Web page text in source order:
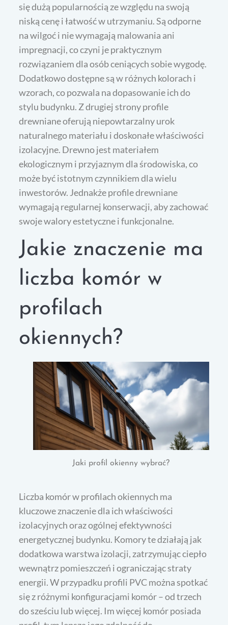
się dużą popularnością ze względu na swoją
niską cenę i łatwość w utrzymaniu. Są odporne
na wilgoć i nie wymagają malowania ani
impregnacji, co czyni je praktycznym
rozwiązaniem dla osób ceniących sobie wygodę.
Dodatkowo dostępne są w różnych kolorach i
wzorach, co pozwala na dopasowanie ich do
stylu budynku. Z drugiej strony profile
drewniane oferują niepowtarzalny urok
naturalnego materiału i doskonałe właściwości
izolacyjne. Drewno jest materiałem
ekologicznym i przyjaznym dla środowiska, co
może być istotnym czynnikiem dla wielu
inwestorów. Jednakże profile drewniane
wymagają regularnej konserwacji, aby zachować
swoje walory estetyczne i funkcjonalne.
Jakie znaczenie ma
liczba komór w
profilach
okiennych?
Jaki profil okienny wybrać?
Liczba komór w profilach okiennych ma
kluczowe znaczenie dla ich właściwości
izolacyjnych oraz ogólnej efektywności
energetycznej budynku. Komory te działają jak
dodatkowa warstwa izolacji, zatrzymując ciepło
wewnątrz pomieszczeń i ograniczając straty
energii. W przypadku profili PVC można spotkać
się z różnymi konfiguracjami komór – od trzech
do sześciu lub więcej. Im więcej komór posiada